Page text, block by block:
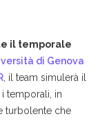
il temporale
di Genova
, il team simulerà il
temporali, in
turbolente che